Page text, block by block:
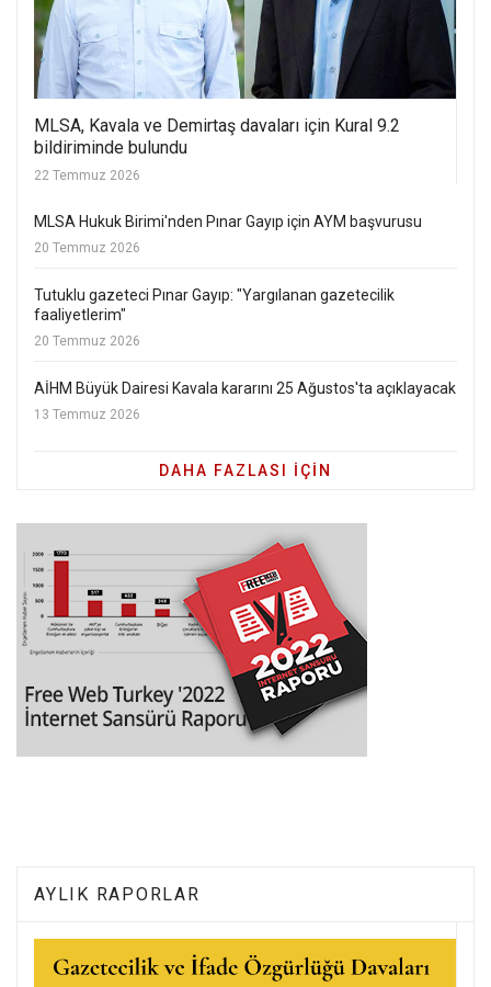
MLSA, Kavala ve Demirtaş davaları için Kural 9.2
bildiriminde bulundu
22 Temmuz 2026
MLSA Hukuk Birimi'nden Pınar Gayıp için AYM başvurusu
20 Temmuz 2026
Tutuklu gazeteci Pınar Gayıp: "Yargılanan gazetecilik
faaliyetlerim"
20 Temmuz 2026
AİHM Büyük Dairesi Kavala kararını 25 Ağustos'ta açıklayacak
13 Temmuz 2026
DAHA FAZLASI IÇIN
AYLIK RAPORLAR